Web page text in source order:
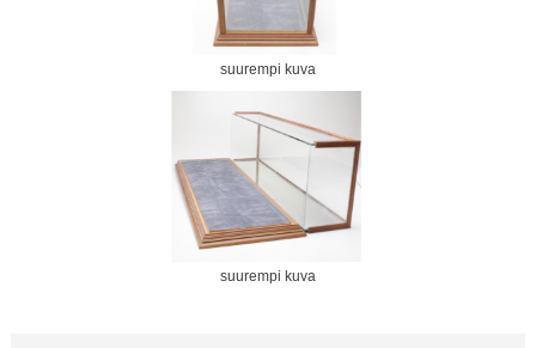
suurempi kuva
suurempi kuva